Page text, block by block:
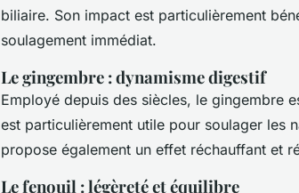
biliaire. Son impact est particulièrement
soulagement immédiat.
Le gingembre : dynamisme digestif
Employé depuis des siècles, le gingembre
est particulièrement utile pour soulager les
propose également un effet réchauffant et
Le fenouil : légèreté et équilibre